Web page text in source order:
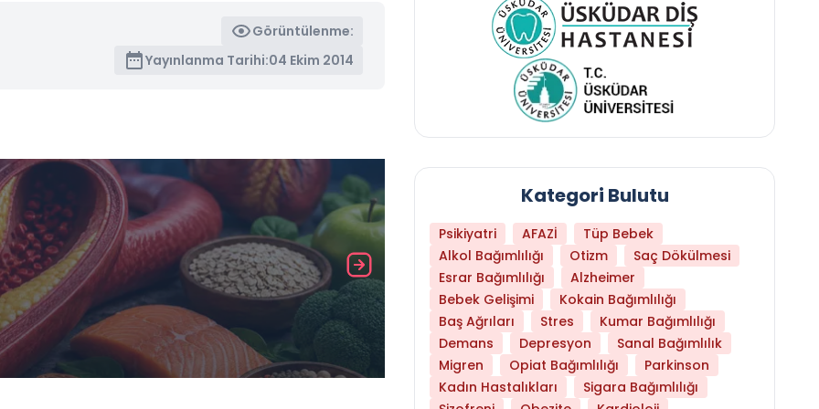
Görüntülenme:
Yayınlanma Tarihi:04 Ekim 2014
Daha Az Protein Tüketmek Yaşlanmayı
Kategori Bulutu
Psikiyatri AFAZİ
Tüp Bebek
Alkol Bağımlılığı
Otizm
Saç Dökülmesi
Esrar Bağımlılığı
Alzheimer
Bebek Gelişimi
Kokain Bağımlılığı
Baş Ağrıları
Stres
Kumar Bağımlılığı
Demans
Depresyon
Sanal Bağımlılık
Migren
Opiat Bağımlılığı
Parkinson
Kadın Hastalıkları
Sigara Bağımlılığı